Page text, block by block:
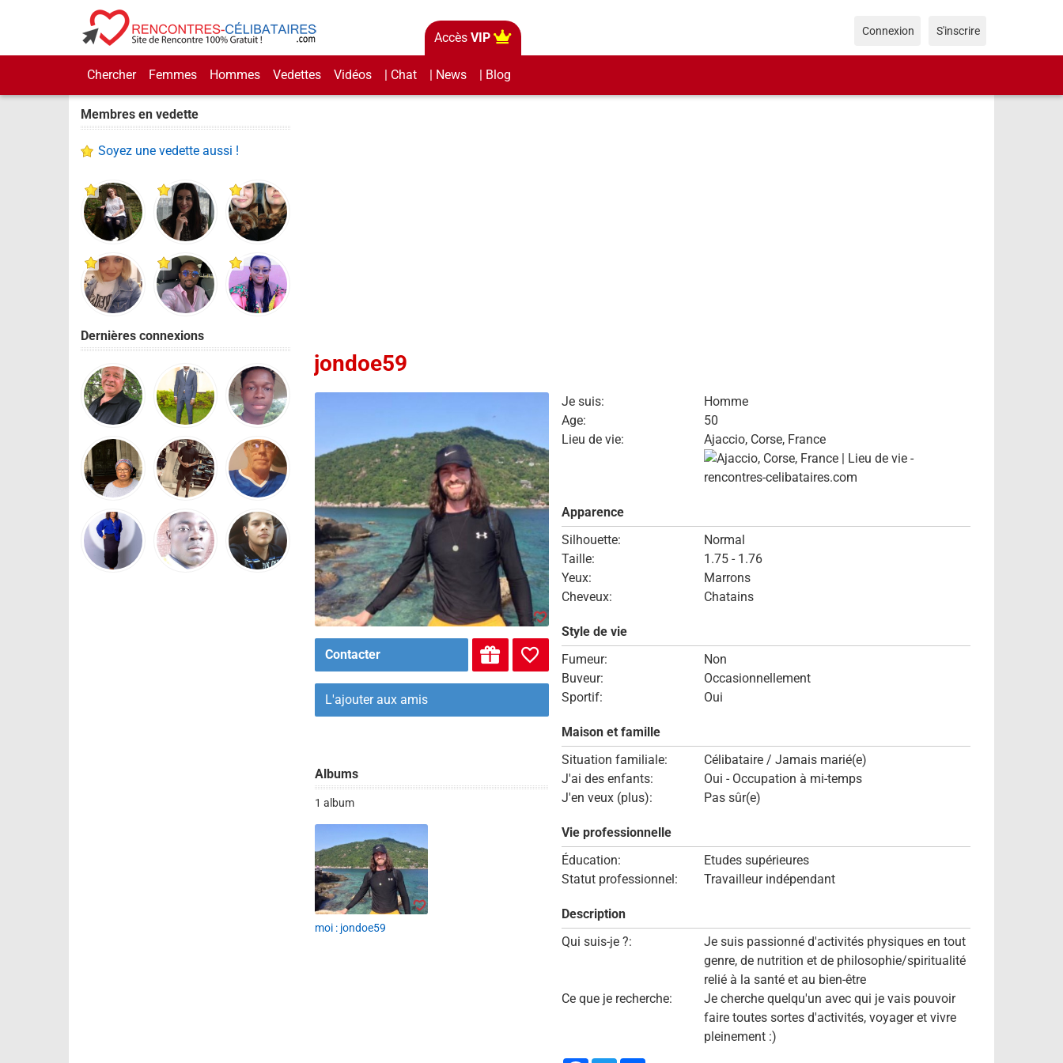
Accès VIP
Chercher Femmes Hommes Vedettes Vidéos | Chat | News | Blog
Connexion S'inscrire
Membres en vedette
Soyez une vedette aussi !
Dernières connexions
jondoe59
Contacter
L'ajouter aux amis
Albums
1 album
moi : jondoe59
Je suis:
Homme
Age:
50
Lieu de vie:
Ajaccio, Corse, France
Apparence
Silhouette:
Normal
Taille:
1.75 - 1.76
Yeux:
Marrons
Cheveux:
Chatains
Style de vie
Fumeur:
Non
Buveur:
Occasionnellement
Sportif:
Oui
Maison et famille
Situation familiale:
Célibataire / Jamais marié(e)
J'ai des enfants:
Oui - Occupation à mi-temps
J'en veux (plus):
Pas sûr(e)
Vie professionnelle
Éducation:
Etudes supérieures
Statut professionnel:
Travailleur indépendant
Description
Qui suis-je ?:
Je suis passionné d'activités physiques en tout
genre, de nutrition et de philosophie/spiritualité
relié à la santé et au bien-être
Ce que je recherche:
Je cherche quelqu'un avec qui je vais pouvoir
faire toutes sortes d'activités, voyager et vivre
pleinement :)